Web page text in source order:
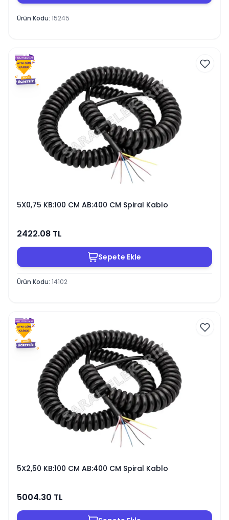
Ürün Kodu: 15245
5X0,75 KB:100 CM AB:400 CM Spiral Kablo
2422.08 TL
Sepete Ekle
Ürün Kodu: 14102
5X2,50 KB:100 CM AB:400 CM Spiral Kablo
5004.30 TL